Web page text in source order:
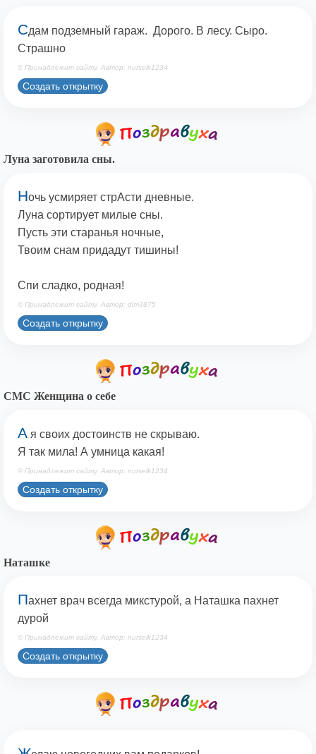
Сдам подземный гараж. Дорого. В лесу. Сыро.
Страшно
© Принадлежит сайту. Автор: nurselk1234
Создать открытку
Луна заготовила сны.
Ночь усмиряет стрАсти дневные.
Луна сортирует милые сны.
Пусть эти старанья ночные,
Твоим снам придадут тишины!
Спи сладко, родная!
© Принадлежит сайту. Автор: dim3875
Создать открытку
СМС Женщина о себе
А я своих достоинств не скрываю.
Я так мила! А умница какая!
© Принадлежит сайту. Автор: nurselk1234
Создать открытку
Наташке
Пахнет врач всегда микстурой, а Наташка пахнет
дурой
© Принадлежит сайту. Автор: nurselk1234
Создать открытку